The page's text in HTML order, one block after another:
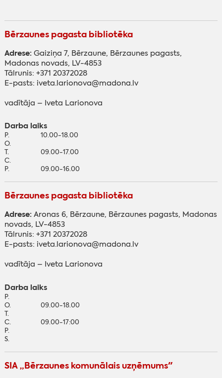
Bērzaunes pagasta bibliotēka
Adrese:Gaiziņa 7, Bērzaune, Bērzaunes pagasts,
Madonas novads, LV-4853
Tālrunis: +371 20372028
E-pasts: iveta.larionova@madona.lv
vadītāja – Iveta Larionova
Darba laiks
P.
10.00-18.00
O.
T.
09.00-17.00
C.
P.
09.00-16.00
Bērzaunes pagasta bibliotēka
Adrese:Aronas 6, Bērzaune, Bērzaunes pagasts, Madonas
novads, LV-4853
Tālrunis: +371 20372028
E-pasts: iveta.larionova@madona.lv
vadītāja – Iveta Larionova
Darba laiks
P.
O.
09.00-18.00
T.
C.
09.00-17:00
P.
S.
SIA „Bērzaunes komunālais uzņēmums"